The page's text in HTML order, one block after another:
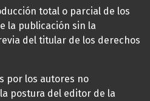
total o parcial de los
la publicación sin la
del titular de los derechos
por los autores no
postura del editor de la